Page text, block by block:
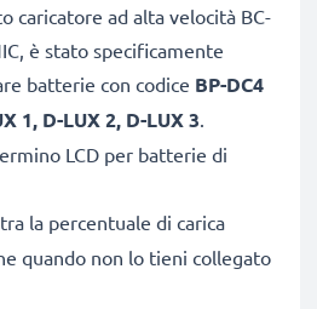
caricatore ad alta velocità BC-
è stato specificamente
batterie con codice BP-DC4
1, D-LUX 2, D-LUX 3.
LCD per batterie di
la percentuale di carica
quando non lo tieni collegato